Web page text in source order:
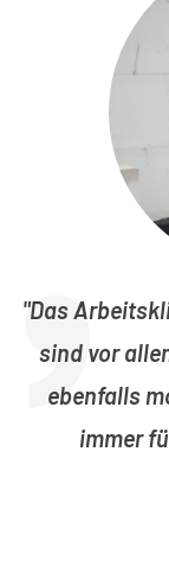
Das
sind vor
ebenfalls
immer